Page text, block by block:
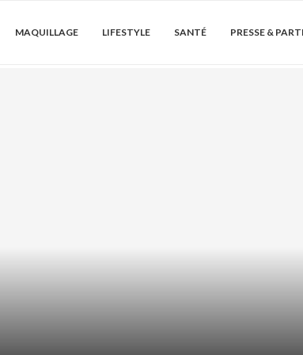
MAQUILLAGE LIFESTYLE SANTÉ PRESSE &